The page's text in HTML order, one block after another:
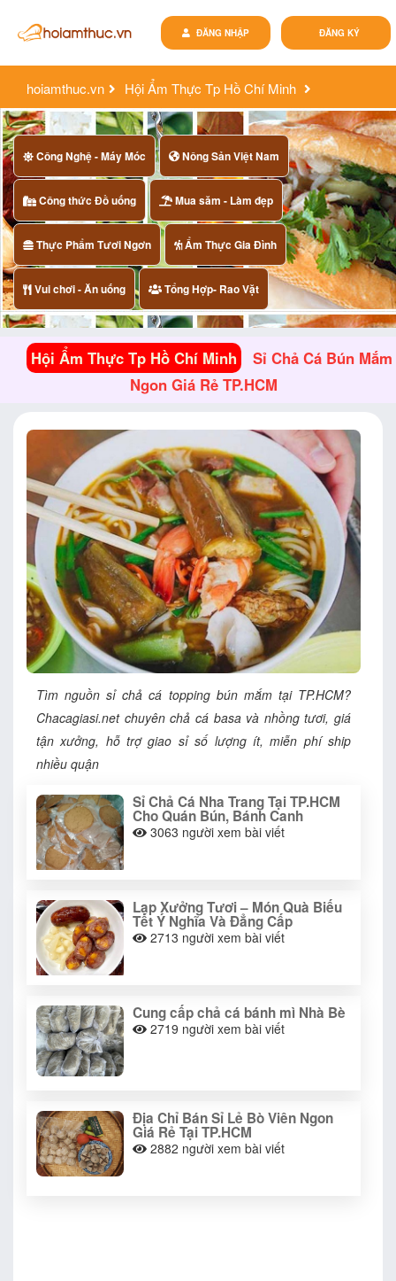
ĐĂNG KÝ
ĐĂNG NHẬP
hoiamthuc.vn
Hội Ẩm Thực Tp Hồ Chí Minh
sỉ chả cá bún mắm ngon giá rẻ tp.hcm
Công Nghệ - Máy Móc Nông Sản Việt Nam
Công thức Đồ uống Mua săm - Làm đẹp
Thực Phẩm Tươi Ngơn Ẩm Thực Gia Đình
Vui chơi - Ăn uống Tổng Hợp- Rao Vặt
Hội Ẩm Thực Tp Hồ Chí Minh
Sỉ Chả Cá Bún Mắm
Ngon Giá Rẻ TP.HCM
Tìm nguồn sỉ chả cá topping bún mắm tại TP.HCM?
Chacagiasi.net chuyên chả cá basa và nhồng tươi, giá
tận xưởng, hỗ trợ giao sỉ số lượng ít, miễn phí ship
nhiều quận
Sỉ Chả Cá Nha Trang Tại TP.HCM
Cho Quán Bún, Bánh Canh
3063 người xem bài viết
Lạp Xưởng Tươi – Món Quà Biếu
Tết Ý Nghĩa Và Đẳng Cấp
2713 người xem bài viết
Cung cấp chả cá bánh mì Nhà Bè
2719 người xem bài viết
Địa Chỉ Bán Sỉ Lẻ Bò Viên Ngon
Giá Rẻ Tại TP.HCM
2882 người xem bài viết